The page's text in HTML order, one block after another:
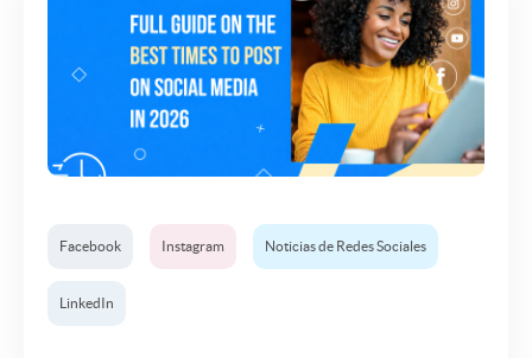
Facebook Instagram Noticias de Redes Sociales
LinkedIn